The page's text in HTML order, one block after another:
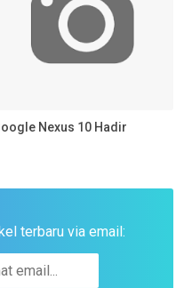
Nexus 10 Hadir
terbaru via email: